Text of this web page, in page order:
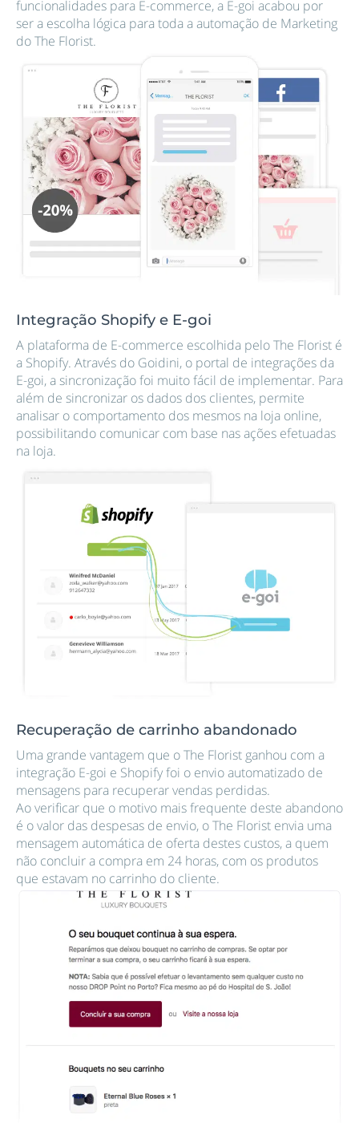
funcionalidades para E-commerce, a E-goi acabou por
ser a escolha lógica para toda a automação de Marketing
do The Florist.
Integração Shopify e E-goi
A plataforma de E-commerce escolhida pelo The Florist é
a Shopify. Através do Goidini, o portal de integrações da
E-goi, a sincronização foi muito fácil de implementar. Para
além de sincronizar os dados dos clientes, permite
analisar o comportamento dos mesmos na loja online,
possibilitando comunicar com base nas ações efetuadas
na loja.
Recuperação de carrinho abandonado
Uma grande vantagem que o The Florist ganhou com a
integração E-goi e Shopify foi o envio automatizado de
mensagens para recuperar vendas perdidas.
Ao verificar que o motivo mais frequente deste abandono
é o valor das despesas de envio, o The Florist envia uma
mensagem automática de oferta destes custos, a quem
não concluir a compra em 24 horas, com os produtos
que estavam no carrinho do cliente.